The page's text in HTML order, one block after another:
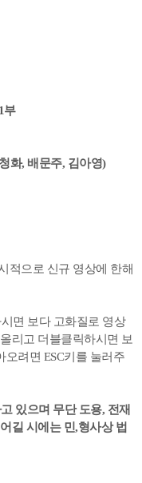
부
화, 배문주, 김아영)
적으로 신규 영상에 한해
면 보다 고화질로 영상
리고 더블클릭하시면 보
려면 ESC키를 눌러주
있으며 무단 도용, 전재
길 시에는 민,형사상 법